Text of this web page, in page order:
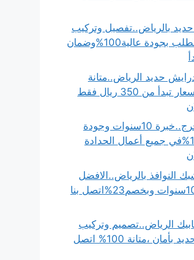
حديد بالرياض..تفصيل وتركيب
حسب الطلب بجودة عالية100%وضمان
حديد الرياض..متانة
وأناقة بأسعار تبدأ من 350 ريال فقط
حداد الخرج..خبرة 10سنوات وجودة
عالية100%في جميع أعمال الحدادة
النوافذ بالرياض..الافضل
بضمان 10سنوات وبخصم23%اتصل بنا
الرياض..تصميم وتركيب
شبابيك حديد بأمان ،متانة 100% اتصل